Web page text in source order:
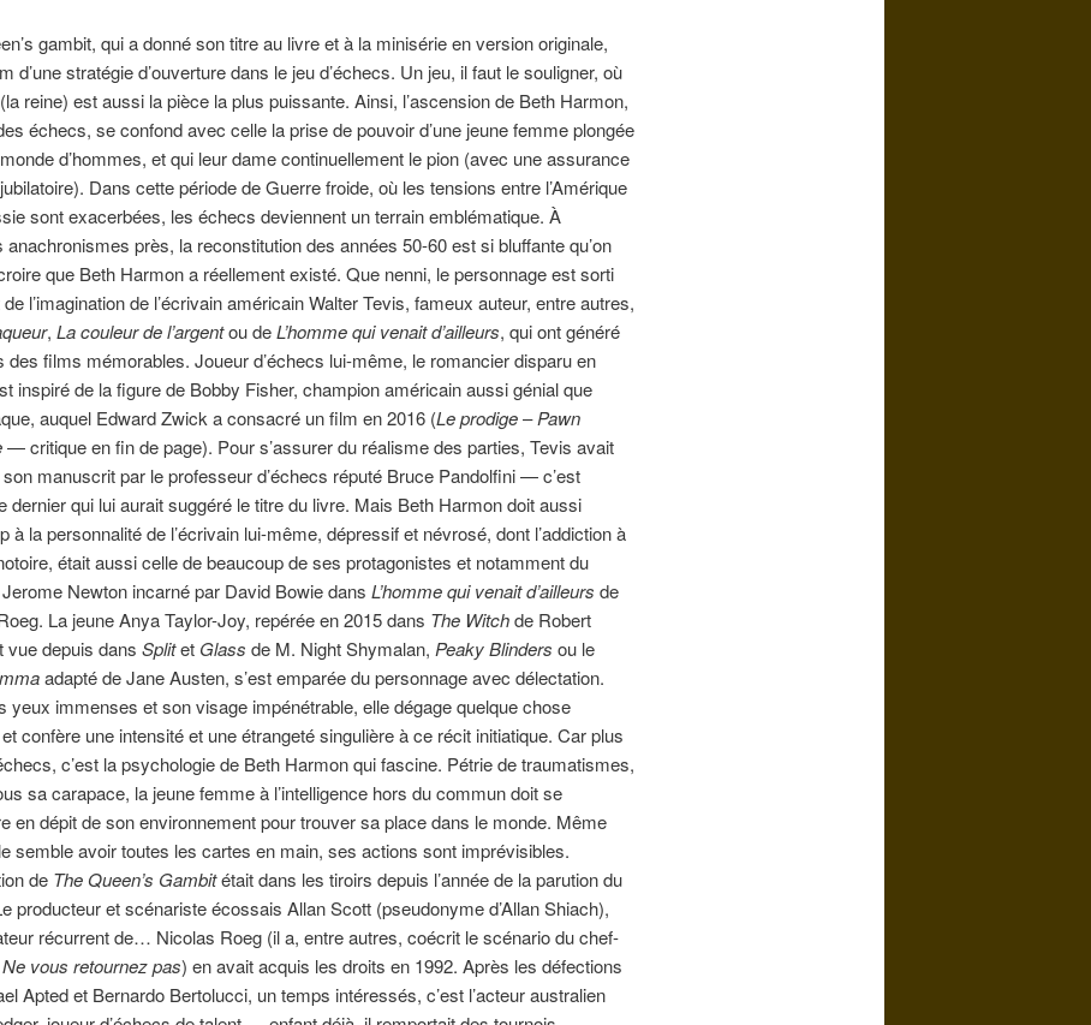
gambit, qui a donné son titre au livre et à la minisérie en version originale,
d’une stratégie d’ouverture dans le jeu d’échecs. Un jeu, il faut le souligner, où
reine) est aussi la pièce la plus puissante. Ainsi, l’ascension de Beth Harmon,
échecs, se confond avec celle la prise de pouvoir d’une jeune femme plongée
d’hommes, et qui leur dame continuellement le pion (avec une assurance
Dans cette période de Guerre froide, où les tensions entre l’Amérique
sont exacerbées, les échecs deviennent un terrain emblématique. À
anachronismes près, la reconstitution des années 50-60 est si bluffante qu’on
que Beth Harmon a réellement existé. Que nenni, le personnage est sorti
l’imagination de l’écrivain américain Walter Tevis, fameux auteur, entre autres,
, La couleur de l’argentou deL’homme qui venait d’ailleurs, qui ont généré
des films mémorables. Joueur d’échecs lui-même, le romancier disparu en
inspiré de la figure de Bobby Fisher, champion américain aussi génial que
auquel Edward Zwick a consacré un film en 2016 (Le prodige–Pawn
— critique en fin de page). Pour s’assurer du réalisme des parties, Tevis avait
manuscrit par le professeur d’échecs réputé Bruce Pandolfini — c’est
dernier qui lui aurait suggéré le titre du livre. Mais Beth Harmon doit aussi
à la personnalité de l’écrivain lui-même, dépressif et névrosé, dont l’addiction à
était aussi celle de beaucoup de ses protagonistes et notamment du
Newton incarné par David Bowie dans L’homme qui venait d’ailleurs de
La jeune Anya Taylor-Joy, repérée en 2015 dans The Witchde Robert
vue depuis dans Splitet Glass de M. Night Shymalan, Peaky Blinders ou le
adapté de Jane Austen, s’est emparée du personnage avec délectation.
yeux immenses et son visage impénétrable, elle dégage quelque chose
et confère une intensité et une étrangeté singulière à ce récit initiatique. Car plus
c’est la psychologie de Beth Harmon qui fascine. Pétrie de traumatismes,
sa carapace, la jeune femme à l’intelligence hors du commun doit se
en dépit de son environnement pour trouver sa place dans le monde. Même
semble avoir toutes les cartes en main, ses actions sont imprévisibles.
de The Queen’s Gambitétait dans les tiroirs depuis l’année de la parution du
producteur et scénariste écossais Allan Scott (pseudonyme d’Allan Shiach),
récurrent de… Nicolas Roeg (il a, entre autres, coécrit le scénario du chef-
Ne vous retournez pas) en avait acquis les droits en 1992. Après les défections
Apted et Bernardo Bertolucci, un temps intéressés, c’est l’acteur australien